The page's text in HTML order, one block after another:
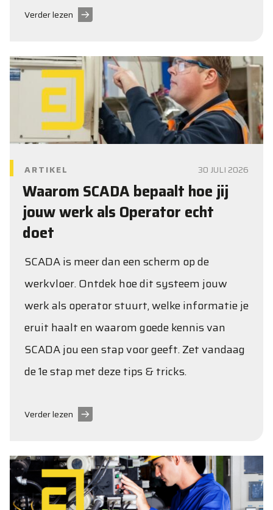
Verder lezen
ARTIKEL 30 JULI 2026
Waarom SCADA bepaalt hoe jij
jouw werk als Operator echt
doet
SCADA is meer dan een scherm op de
werkvloer. Ontdek hoe dit systeem jouw
werk als operator stuurt, welke informatie je
eruit haalt en waarom goede kennis van
SCADA jou een stap voor geeft. Zet vandaag
de 1e stap met deze tips & tricks.
Verder lezen